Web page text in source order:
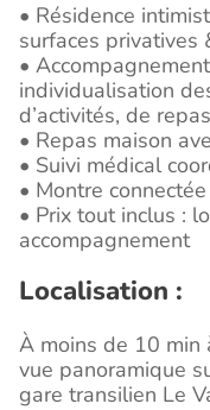
• Résidence
surfaces privatives
•
individualisation
d’activités, de
• Repas maison
• Suivi médical
• Montre
• Prix tout inclus :
accompagnement
Localisation :
À moins de 10 min
vue panoramique
gare transilien Le